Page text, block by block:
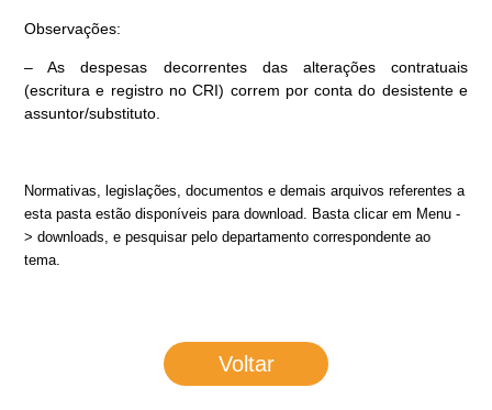
Observações:
– As despesas decorrentes das alterações contratuais
(escritura e registro no CRI) correm por conta do desistente e
assuntor/substituto.
Normativas, legislações, documentos e demais arquivos referentes a
esta pasta estão disponíveis para download. Basta clicar em Menu -
> downloads, e pesquisar pelo departamento correspondente ao
tema.
Voltar